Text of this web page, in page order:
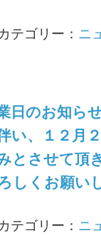
テゴリー： ニ
日のお知ら
い、１２月
とさせて頂
しくお願い
テゴリー： ニ